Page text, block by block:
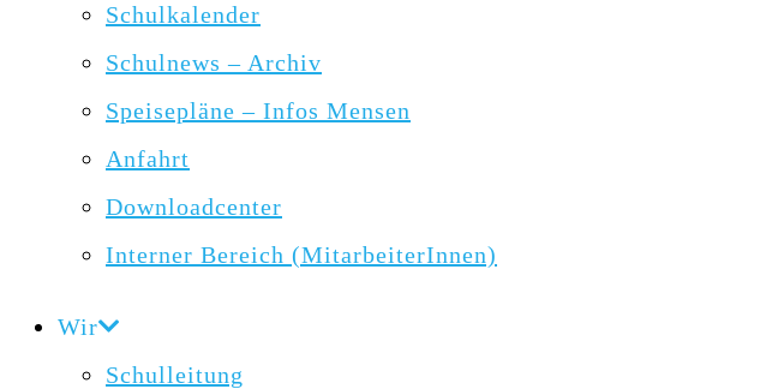
Schulkalender
Schulnews – Archiv
Speisepläne – Infos Mensen
Anfahrt
Downloadcenter
Interner Bereich (MitarbeiterInnen)
Wir
Schulleitung